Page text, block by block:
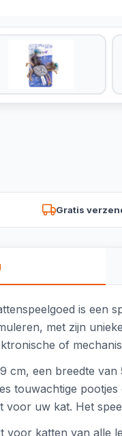
Gratis
is een
met zijn
of
cm, een breedte
touwachtige
uw kat. Het
voor katten van alle